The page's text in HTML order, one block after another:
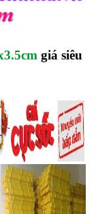
giá siêu